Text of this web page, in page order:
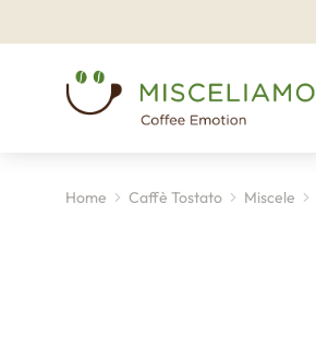
Tu sei qui:
Home Caffè Tostato Miscele